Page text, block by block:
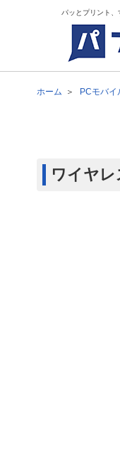
パッとプリント、
ホーム PCモバ
ワイヤ